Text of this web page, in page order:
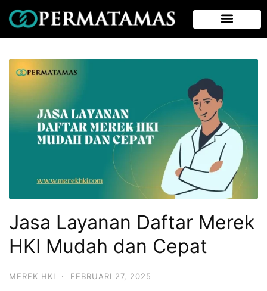
Jasa Layanan Daftar Merek
HKI Mudah dan Cepat
MEREK HKI · FEBRUARI 27, 2025